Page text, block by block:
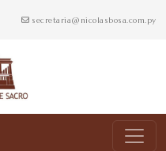
secretaria@nicolasbosa.com.py